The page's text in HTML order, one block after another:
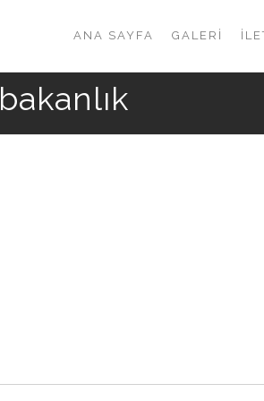
ANA SAYFA GALERI
bakanlık